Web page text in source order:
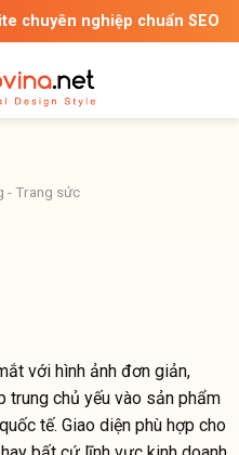
chuyên nghiệp chuẩn SEO
- Trang sức
với hình ảnh đơn giản,
trung chủ yếu vào sản phẩm
tế. Giao diện phù hợp cho